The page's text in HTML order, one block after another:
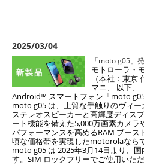
2025/03/04
「moto g05」
モトローラ・
（本社：東京
マニ、 以下、
Android™ スマートフォン「moto
moto g05 は、上質な手触りのヴィ
ステレオスピーカーと高輝度ディス
ート機能を備えた5,000万画素カメラ
パフォーマンスを高めるRAM ブー
頃な価格帯を実現したmotorolaなら
moto g05 は 2025年3月14日より、
す。SIM ロックフリーでご使用いただ